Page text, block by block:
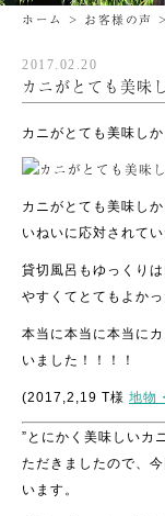
ホーム > お客様の声 >
2017.02.20
カニがとても美味
カニがとても美味し
カニがとても美味し
いねいに応対されて
貸切風呂もゆっくり
やすくてとてもよかっ
本当に本当に本当に
いました！！！！
(2017,2,19 T様 地物
”とにかく美味しいカ
ただきましたので、
います。